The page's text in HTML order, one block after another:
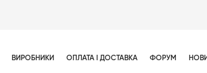
ВИРОБНИКИ ОПЛАТА І ДОСТАВКА ФОРУМ